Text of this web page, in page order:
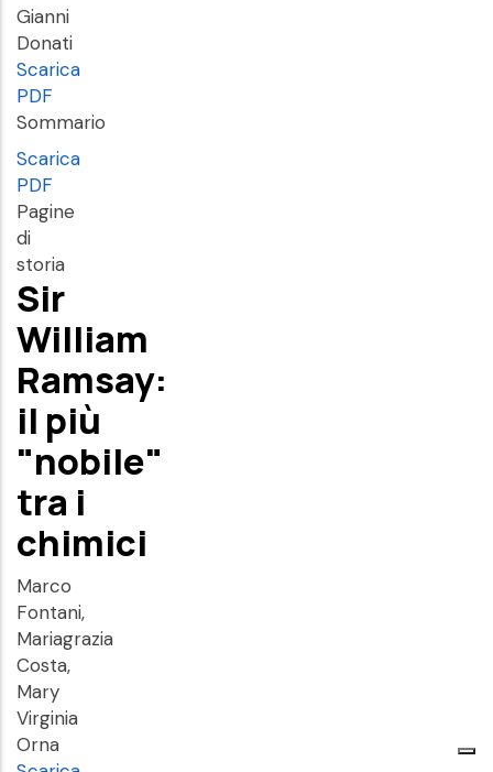
Gianni
Donati
Scarica
PDF
Sommario
Scarica
PDF
Pagine
di
storia
Sir
William
Ramsay:
il più
"nobile"
tra i
chimici
Marco
Fontani,
Mariagrazia
Costa,
Mary
Virginia
Orna